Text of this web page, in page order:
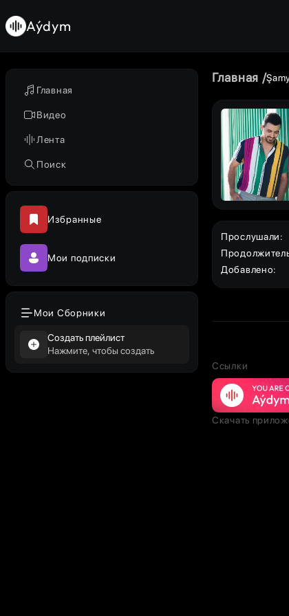
Главная
Видео
Лента
Поиск
Избранные
Мои подписки
Мои Сборники
Создать плейлист
Нажмите, чтобы создать
Aýdym
Главная
Прослушали:
Добавлено:
Ссылки
Скачать